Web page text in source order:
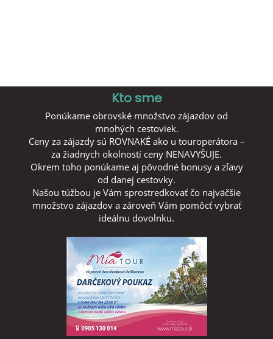
Kto sme
Ponúkame obrovské množstvo zájazdov od
mnohých cestoviek.
Ceny za zájazdy sú ROVNAKÉ ako u touroperátora –
za žiadnych okolností ceny NENAVYŠUJE.
Okrem toho ponúkame aj pôvodné bonusy a zľavy
od danej cestovky.
Našou túžbou je Vám sprostredkovať čo najväčšie
množstvo zájazdov a zároveň Vám pomôcť vybrať
ideálnu dovolnku.